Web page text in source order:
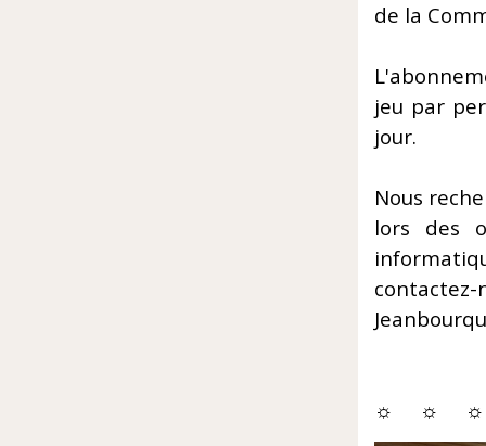
de la
jeu par
jour.
Nous
lors des
☼ ☼